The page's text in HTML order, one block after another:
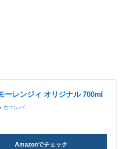
ーレンジィ オリジナル 700ml
カエレバ
Amazonでチェック